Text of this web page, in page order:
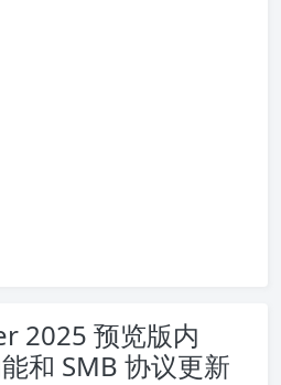
2025 预览版内
和 SMB 协议更新